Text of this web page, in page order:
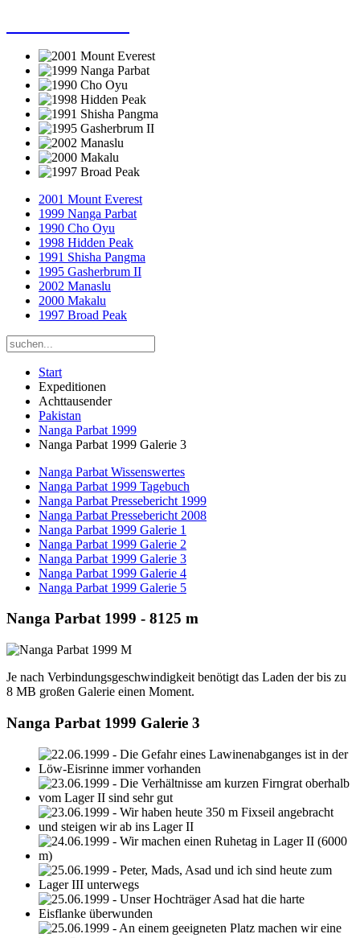
2001 Mount Everest
1999 Nanga Parbat
1990 Cho Oyu
1998 Hidden Peak
1991 Shisha Pangma
1995 Gasherbrum II
2002 Manaslu
2000 Makalu
1997 Broad Peak
Start
Expeditionen
Achttausender
Pakistan
Nanga Parbat 1999
Nanga Parbat 1999 Galerie 3
Nanga Parbat Wissenswertes
Nanga Parbat 1999 Tagebuch
Nanga Parbat Pressebericht 1999
Nanga Parbat Pressebericht 2008
Nanga Parbat 1999 Galerie 1
Nanga Parbat 1999 Galerie 2
Nanga Parbat 1999 Galerie 3
Nanga Parbat 1999 Galerie 4
Nanga Parbat 1999 Galerie 5
Nanga Parbat 1999 - 8125 m
Je nach Verbindungsgeschwindigkeit benötigt das Laden der bis zu
8 MB großen Galerie einen Moment.
Nanga Parbat 1999 Galerie 3